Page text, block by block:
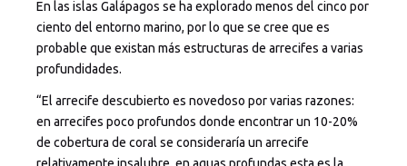
En las islas Galápagos se ha explorado menos del cinco por
ciento del entorno marino, por lo que se cree que es
probable que existan más estructuras de arrecifes a varias
profundidades.
“El arrecife descubierto es novedoso por varias razones:
en arrecifes poco profundos donde encontrar un 10-20%
de cobertura de coral se consideraría un arrecife